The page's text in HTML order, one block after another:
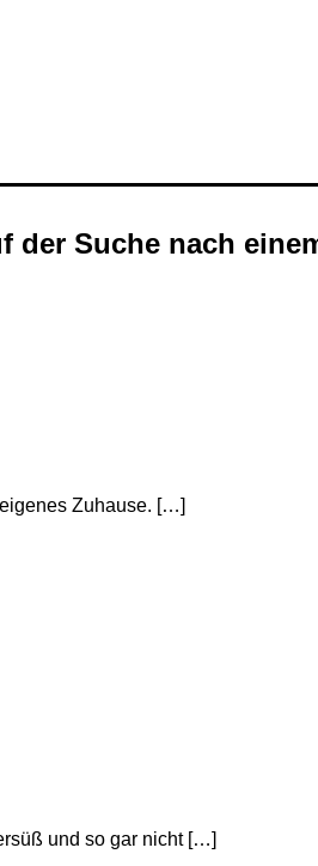
der Suche nach
Zuhause. […]
und so gar nicht […]